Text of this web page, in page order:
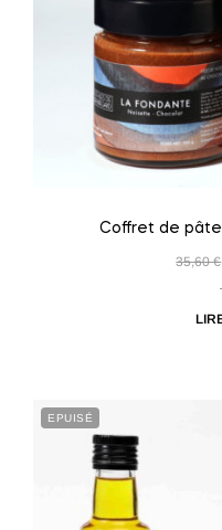
Coffret de
35,60€
EPUISÉ